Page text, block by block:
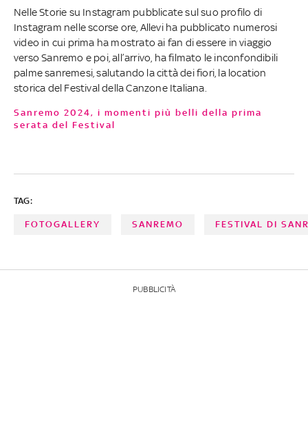
Nelle Storie su Instagram pubblicate sul suo profilo di
Instagram nelle scorse ore, Allevi ha pubblicato numerosi
video in cui prima ha mostrato ai fan di essere in viaggio
verso Sanremo e poi, all’arrivo, ha filmato le inconfondibili
palme sanremesi, salutando la città dei fiori, la location
storica del Festival della Canzone Italiana.
Sanremo 2024, i momenti più belli della prima
serata del Festival
TAG:
FOTOGALLERY SANREMO FESTIVAL DI
PUBBLICITÀ